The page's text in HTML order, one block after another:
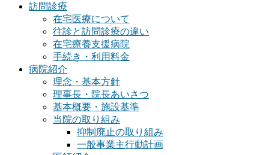
訪問診療
在宅医療について
往診と訪問診療の違い
在宅療養支援病院
手続き・利用料金
病院紹介
理念・基本方針
理事長・院長あいさつ
基本概要・施設基準
当院の取り組み
抑制廃止の取り組み
一般事業主行動計画